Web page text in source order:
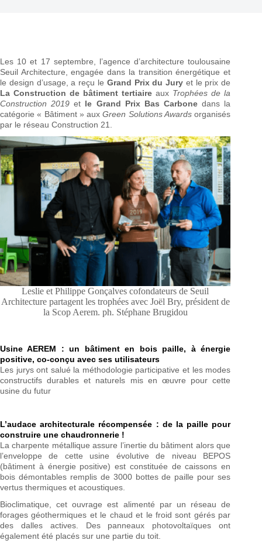
Les 10 et 17 septembre, l’agence d’architecture toulousaine
Seuil Architecture, engagée dans la transition énergétique et
le design d’usage, a reçu le Grand Prix du Jury et le prix de
La Construction de bâtiment tertiaireaux Trophées de la
Construction 2019et le Grand Prix Bas Carbonedans la
catégorie « Bâtiment » auxGreen Solutions Awardsorganisés
par le réseau Construction 21.
Leslie et Philippe Gonçalves cofondateurs de Seuil
Architecture partagent les trophées avec Joël Bry, président de
la Scop Aerem. ph. Stéphane Brugidou
Usine AEREM : un bâtiment en bois paille, à énergie
positive, co-conçu avec ses utilisateurs
Les jurys ont salué la méthodologie participative et les modes
constructifs durables et naturels mis en œuvre pour cette
usine du futur
L’audace architecturale récompensée : de la paille pour
construire une chaudronnerie !
La charpente métallique assure l’inertie du bâtiment alors que
l’enveloppe de cette usine évolutive de niveau BEPOS
(bâtiment à énergie positive) est constituée de caissons en
bois démontables remplis de 3000 bottes de paille pour ses
vertus thermiques et acoustiques.
Bioclimatique, cet ouvrage est alimenté par un réseau de
forages géothermiques et le chaud et le froid sont gérés par
des dalles actives. Des panneaux photovoltaïques ont
également été placés sur une partie du toit.